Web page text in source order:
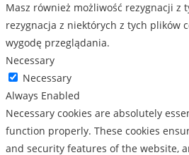
Masz również możliwość rezygnacji z
rezygnacja z niektórych z tych plików
wygodę przeglądania.
Necessary
Necessary
Always Enabled
Necessary cookies are absolutely
function properly. These cookies
and security features of the website,